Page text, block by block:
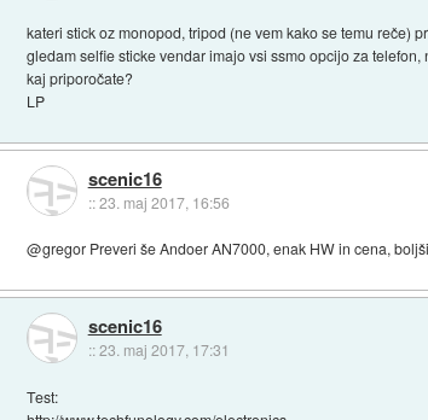
kateri stick oz monopod, tripod (ne vem kako se temu reče)
gledam selfie sticke vendar imajo vsi ssmo opcijo za
kaj priporočate?
LP
scenic16
::23. maj 2017, 16:56
@gregor Preveri še Andoer AN7000, enak HW in cena,
scenic16
::23. maj 2017, 17:31
Test: